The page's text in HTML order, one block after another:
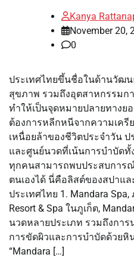
Kanya
November 20,
0
ประเทศไทยขึ้นชื่อในด้านวัฒ
สุขภาพ รวมถึงอุตสาหกรรมก
ทำให้เป็นจุดหมายปลายทางย
ต้องการหลีกหนีจากความเครี
เหนื่อยล้าของชีวิตประจำวัน
และศูนย์นวดที่เน้นการบำบัดทั้
ทุกคนสามารถพบประสบการ
ตนเองได้ นี่คือลิสต์ของสปาแ
ประเทศไทย 1. Mandara
Resort & Spa ในภูเก็ต,
นวดหลายประเภท รวมถึงกา
การขัดผิวและการบำบัดด้วย
“Mandara […]